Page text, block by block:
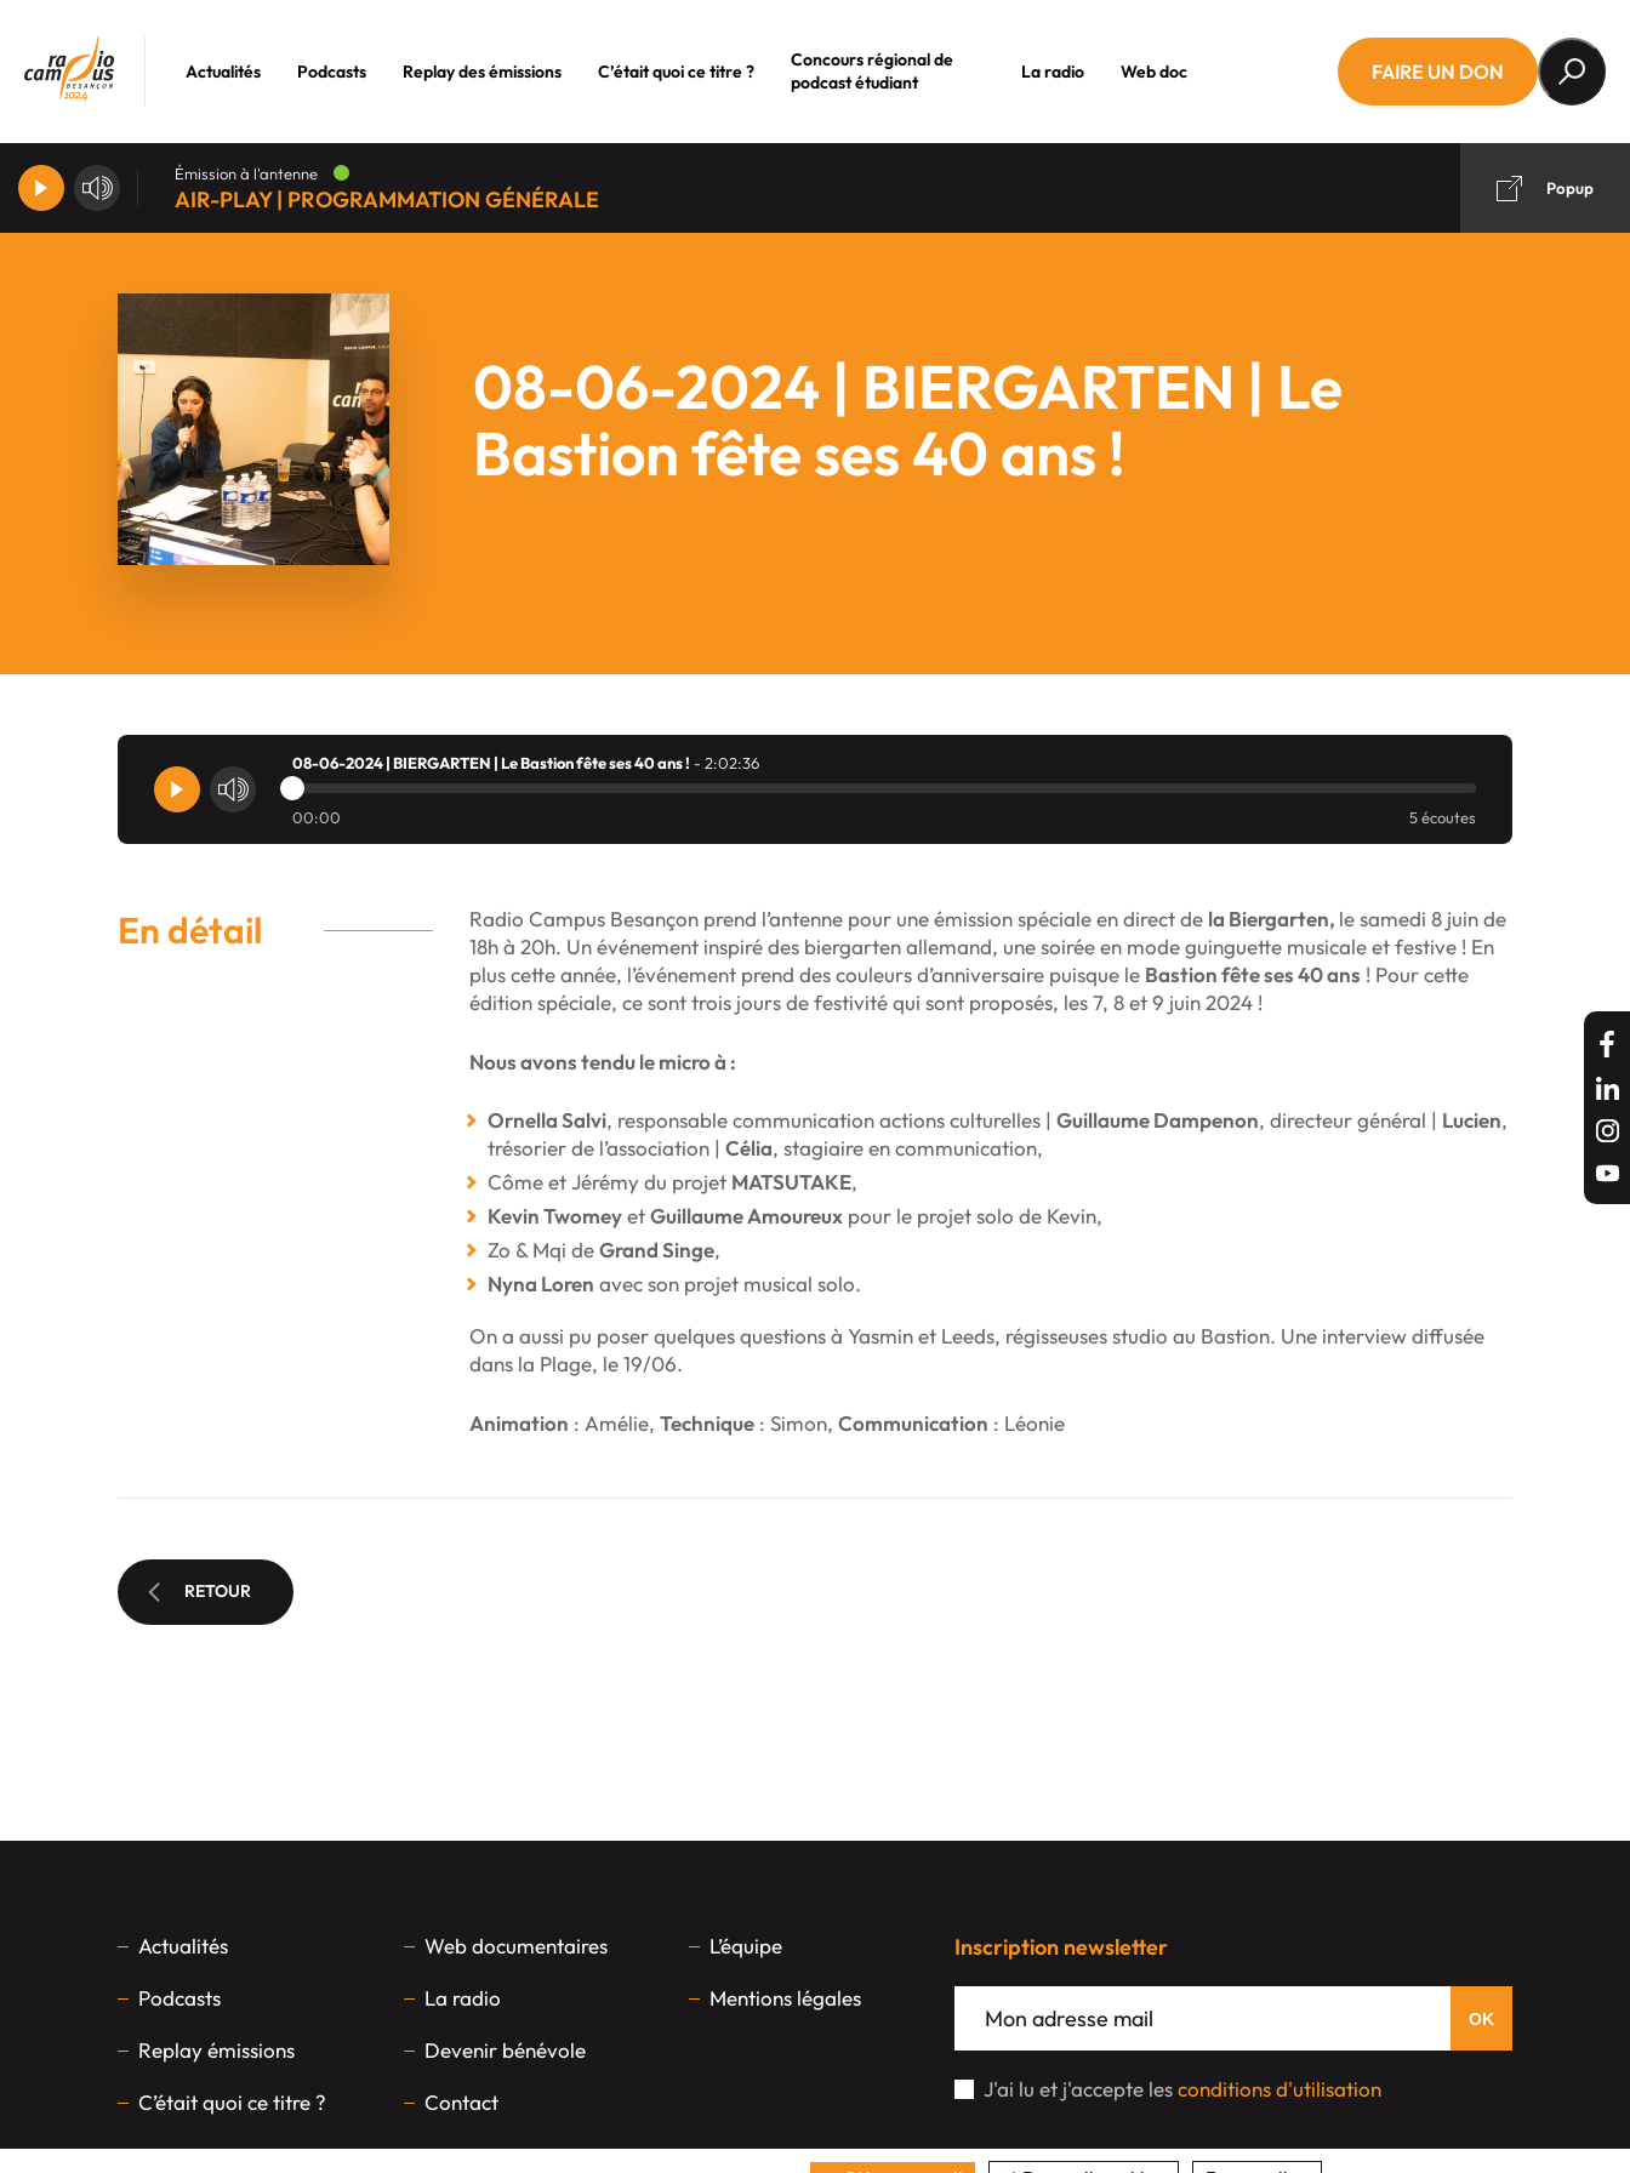
Actualités Podcasts Replay des émissions C’était quoi ce titre ?
Concours régional de
podcast étudiant
La radio Web doc FAIRE UN DON
Émission à l'antenne
AIR-PLAY | PROGRAMMATION GÉNÉRALE Popup
08-06-2024 | BIERGARTEN | Le
Bastion fête ses 40 ans !
08-06-2024 | BIERGARTEN | Le Bastion fête ses 40 ans ! - 2:02:36
00:00 5 écoutes
En détail Radio Campus Besançon prend l’antenne pour une émission spéciale en direct de la Biergarten, le samedi 8 juin de
18h à 20h. Un événement inspiré des biergarten allemand, une soirée en mode guinguette musicale et festive ! En
plus cette année, l’événement prend des couleurs d’anniversaire puisque le Bastion fête ses 40 ans ! Pour cette
édition spéciale, ce sont trois jours de festivité qui sont proposés, les 7, 8 et 9 juin 2024 !
Nous avons tendu le micro à :
Ornella Salvi, responsable communication actions culturelles | Guillaume Dampenon, directeur général | Lucien,
trésorier de l’association | Célia, stagiaire en communication,
Côme et Jérémy du projet MATSUTAKE,
Kevin TwomeyetGuillaume Amoureux pour le projet solo de Kevin,
Zo & Mqi deGrand Singe,
Nyna Loren avec son projet musical solo.
On a aussi pu poser quelques questions à Yasmin et Leeds, régisseuses studio au Bastion. Une interview diffusée
dans la Plage, le 19/06.
Animation : Amélie, Technique : Simon, Communication : Léonie
RETOUR
Actualités
Podcasts
Replay émissions
C’était quoi ce titre ?
Web documentaires
La radio
Devenir bénévole
Contact
L’équipe
Mentions légales
Inscription newsletter
J'ai lu et j'accepte lesconditions d'utilisation